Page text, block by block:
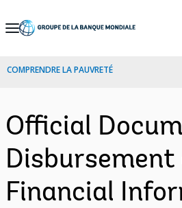
Skip
Navigation
COMPRENDRE LA PAUVRETÉ
Official
Disbursement
Financial